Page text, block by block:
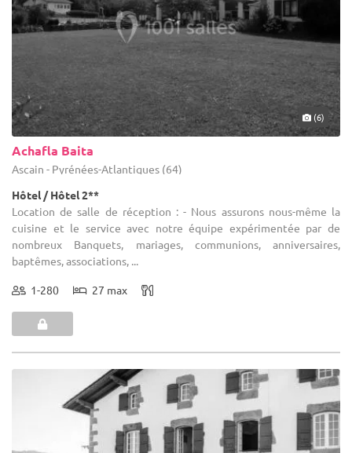
(6)
Achafla Baita
Ascain - Pyrénées-Atlantiques (64)
Hôtel / Hôtel 2**
Location de salle de réception : - Nous assurons nous-même la
cuisine et le service avec notre équipe expérimentée par de
nombreux Banquets, mariages, communions, anniversaires,
baptêmes, associations, ...
1-280 27 max